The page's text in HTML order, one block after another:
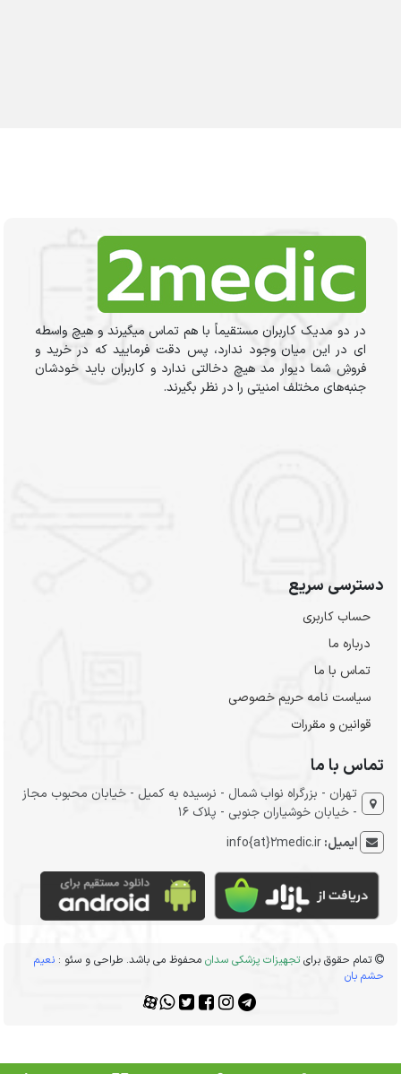
در دو مدیک کاربران مستقیماً با هم تماس میگیرند و هیچ واسطه
ای در این میان وجود ندارد، پس دقت فرمایید که در خرید و
فروشِ شما دیوار مد هیچ دخالتی ندارد و کاربران باید خودشان
جنبه‌های مختلف امنیتی را در نظر بگیرند.
دسترسی سریع
حساب کاربری
درباره ما
تماس با ما
سیاست نامه حریم خصوصی
قوانین و مقررات
تماس با ما
تهران - بزرگراه نواب شمال - نرسیده به کمیل - خیابان محبوب مجاز
- خیابان خوشیاران جنوبی - پلاک 16
ایمیل:info{at}2medic.ir
تمام حقوق برایتجهیزات پزشکی سدان محفوظ می باشد. طراحی و سئو :نعیم
حشم بان